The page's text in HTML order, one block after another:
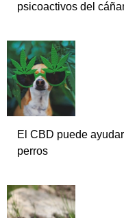
psicoactivos del
El CBD puede
perros